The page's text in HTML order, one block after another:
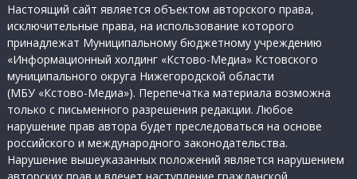
Настоящий сайт является объектом авторского права,
исключительные права, на использование которого
принадлежат Муниципальному бюджетному учреждению
«Информационный холдинг «Кстово-Медиа» Кстовского
муниципального округа Нижегородской области
(МБУ «Кстово-Медиа»). Перепечатка материала возможна
только с письменного разрешения редакции. Любое
нарушение прав автора будет преследоваться на основе
российского и международного законодательства.
Нарушение вышеуказанных положений является нарушением